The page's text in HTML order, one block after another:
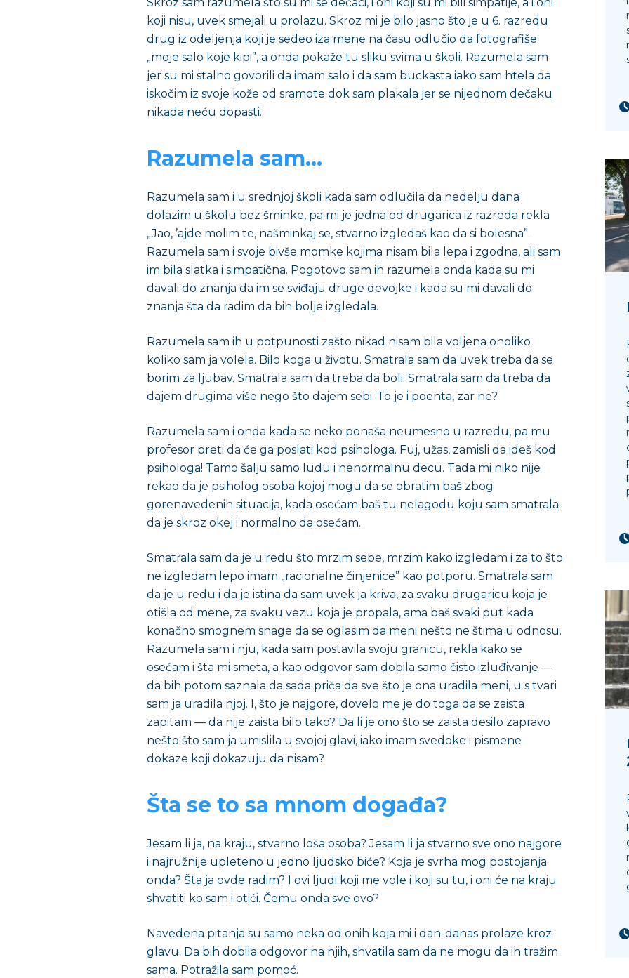
Skroz sam razumela što su mi se dečaci, i oni koji su mi bili simpatije, a i oni
koji nisu, uvek smejali u prolazu. Skroz mi je bilo jasno što je u 6. razredu
drug iz odeljenja koji je sedeo iza mene na času odlučio da fotografiše
„moje salo koje kipi”, a onda pokaže tu sliku svima u školi. Razumela sam
jer su mi stalno govorili da imam salo i da sam buckasta iako sam htela da
iskočim iz svoje kože od sramote dok sam plakala jer se nijednom dečaku
nikada neću dopasti.
Razumela sam…
Razumela sam i u srednjoj školi kada sam odlučila da nedelju dana
dolazim u školu bez šminke, pa mi je jedna od drugarica iz razreda rekla
„Jao, ’ajde molim te, našminkaj se, stvarno izgledaš kao da si bolesna”.
Razumela sam i svoje bivše momke kojima nisam bila lepa i zgodna, ali sam
im bila slatka i simpatična. Pogotovo sam ih razumela onda kada su mi
davali do znanja da im se sviđaju druge devojke i kada su mi davali do
znanja šta da radim da bih bolje izgledala.
Razumela sam ih u potpunosti zašto nikad nisam bila voljena onoliko
koliko sam ja volela. Bilo koga u životu. Smatrala sam da uvek treba da se
borim za ljubav. Smatrala sam da treba da boli. Smatrala sam da treba da
dajem drugima više nego što dajem sebi. To je i poenta, zar ne?
Razumela sam i onda kada se neko ponaša neumesno u razredu, pa mu
profesor preti da će ga poslati kod psihologa. Fuj, užas, zamisli da ideš kod
psihologa! Tamo šalju samo ludu i nenormalnu decu. Tada mi niko nije
rekao da je psiholog osoba kojoj mogu da se obratim baš zbog
gorenavedenih situacija, kada osećam baš tu nelagodu koju sam smatrala
da je skroz okej i normalno da osećam.
Smatrala sam da je u redu što mrzim sebe, mrzim kako izgledam i za to što
ne izgledam lepo imam „racionalne činjenice” kao potporu. Smatrala sam
da je u redu i da je istina da sam uvek ja kriva, za svaku drugaricu koja je
otišla od mene, za svaku vezu koja je propala, ama baš svaki put kada
konačno smognem snage da se oglasim da meni nešto ne štima u odnosu.
Razumela sam i nju, kada sam postavila svoju granicu, rekla kako se
osećam i šta mi smeta, a kao odgovor sam dobila samo čisto izluđivanje —
da bih potom saznala da sada priča da sve što je ona uradila meni, u s tvari
sam ja uradila njoj. I, što je najgore, dovelo me je do toga da se zaista
zapitam — da nije zaista bilo tako? Da li je ono što se zaista desilo zapravo
nešto što sam ja umislila u svojoj glavi, iako imam svedoke i pismene
dokaze koji dokazuju da nisam?
Šta se to sa mnom događa?
Jesam li ja, na kraju, stvarno loša osoba? Jesam li ja stvarno sve ono najgore
i najružnije upleteno u jedno ljudsko biće? Koja je svrha mog postojanja
onda? Šta ja ovde radim? I ovi ljudi koji me vole i koji su tu, i oni će na kraju
shvatiti ko sam i otići. Čemu onda sve ovo?
Navedena pitanja su samo neka od onih koja mi i dan-danas prolaze kroz
glavu. Da bih dobila odgovor na njih, shvatila sam da ne mogu da ih tražim
sama. Potražila sam pomoć.